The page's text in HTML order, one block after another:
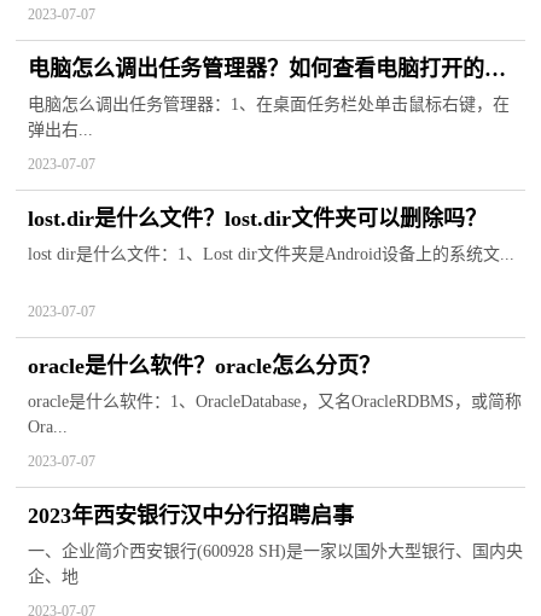
2023-07-07
电脑怎么调出任务管理器？如何查看电脑打开的程
序？
电脑怎么调出任务管理器：1、在桌面任务栏处单击鼠标右键，在
弹出右...
2023-07-07
lost.dir是什么文件？lost.dir文件夹可以删除吗？
lost dir是什么文件：1、Lost dir文件夹是Android设备上的系统文...
2023-07-07
oracle是什么软件？oracle怎么分页？
oracle是什么软件：1、OracleDatabase，又名OracleRDBMS，或简称
Ora...
2023-07-07
2023年西安银行汉中分行招聘启事
一、企业简介西安银行(600928 SH)是一家以国外大型银行、国内央
企、地
2023-07-07